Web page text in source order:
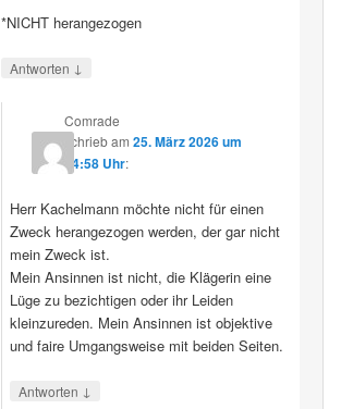
*NICHT herangezogen
Antworten ↓
Comrade
schriebam 25. März 2026 um
14:58 Uhr:
Herr Kachelmann möchte nicht für einen
Zweck herangezogen werden, der gar nicht
mein Zweck ist.
Mein Ansinnen ist nicht, die Klägerin eine
Lüge zu bezichtigen oder ihr Leiden
kleinzureden. Mein Ansinnen ist objektive
und faire Umgangsweise mit beiden Seiten.
Antworten ↓